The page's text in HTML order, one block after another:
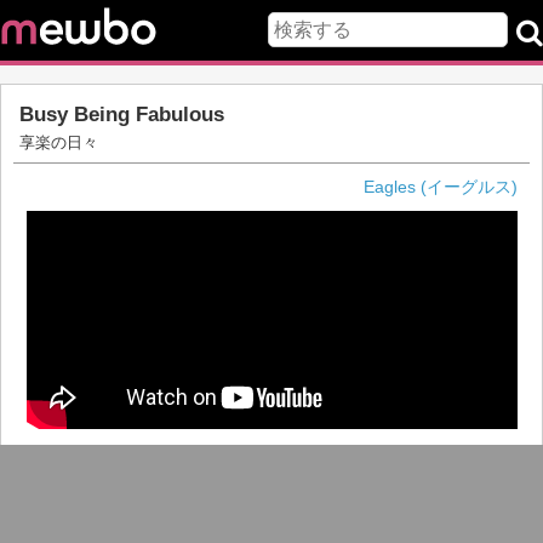
Busy Being Fabulous
享楽の日々
Eagles (イーグルス)